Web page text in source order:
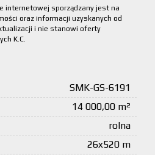
internetowej sporządzany jest na
oraz informacji uzyskanych od
i nie stanowi oferty
K.C.
SMK-GS-6191
14 000,00 m²
rolna
26x520 m